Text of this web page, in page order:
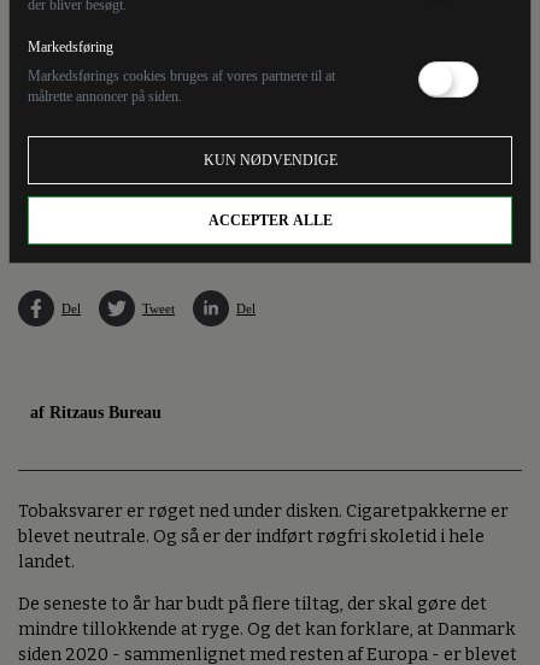
der bliver besøgt.
Markedsføring
Markedsførings cookies bruges af vores partnere til at
målrette annoncer på siden.
KUN NØDVENDIGE
ACCEPTER ALLE
Danmark er rykket 16 pladser frem siden 2020 på europæisk rangliste over 37 landes
Del Tweet Del
af Ritzaus Bureau
Tobaksvarer er røget ned under disken. Cigaretpakkerne er
blevet neutrale. Og så er der indført røgfri skoletid i hele
landet.
De seneste to år har budt på flere tiltag, der skal gøre det
mindre tillokkende at ryge. Og det kan forklare, at Danmark
siden 2020 - sammenlignet med resten af Europa - er blevet